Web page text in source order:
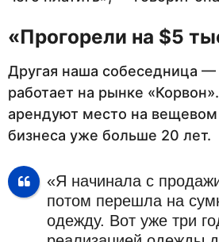
«Прогорели на $5
Другая наша собеседница —
работает на рынке
арендуют место на
бизнеса уже больше 20 лет.
«Я начинала с
потом перешла на
одежду. Вот уже три